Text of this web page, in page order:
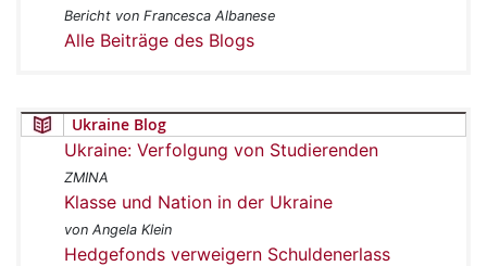
Bericht von Francesca Albanese
Alle Beiträge des Blogs
Ukraine Blog
Ukraine: Verfolgung von Studierenden
ZMINA
Klasse und Nation in der Ukraine
von Angela Klein
Hedgefonds verweigern Schuldenerlass